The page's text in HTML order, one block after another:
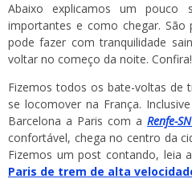
Abaixo explicamos um pouco
importantes e como chegar. São
pode fazer com tranquilidade
voltar no começo da noite. Confira!
Fizemos todos os bate-voltas de
se locomover na França.
Barcelona a Paris com a Renfe-
confortável, chega no centro da
Fizemos um post contando, leia
Paris de trem de alta